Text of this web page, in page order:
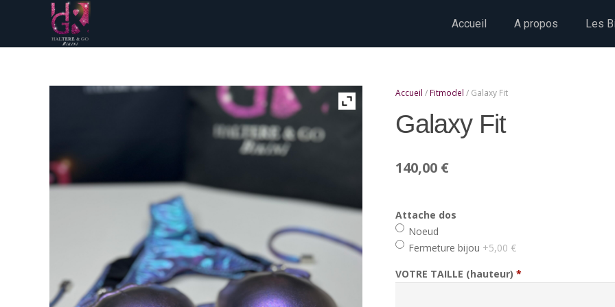
Accueil A propos Les
Accueil / Fitmodel / Galaxy Fit
Galaxy Fit
140,00 €
Attache dos
Noeud
Fermeture bijou +5,00 €
VOTRE TAILLE (hauteur) *